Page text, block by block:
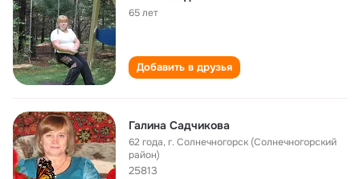
65 лет
Добавить в друзья
Галина Садчикова
62 года,г. Солнечногорск (Солнечногорский
район)
25813